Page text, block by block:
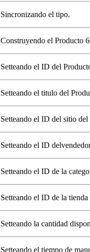
Sincronizando el tipo.
Construyendo el Producto
Setteando el ID del
Setteando el titulo del
Setteando el ID del sitio del
Setteando el ID
Setteando el ID de la
Setteando el ID de la
Setteando la cantidad
Setteando el tiempo de